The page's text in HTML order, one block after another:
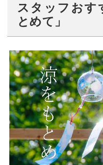
スタッフおす
とめて 」